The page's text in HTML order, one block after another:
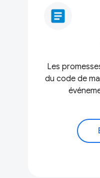
article
Les
du code de